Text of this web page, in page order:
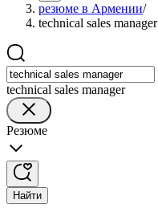
резюме в Армении/
technical sales manager
technical sales manager
Резюме
Найти